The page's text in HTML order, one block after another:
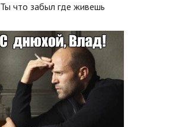
Ты что забыл где живешь